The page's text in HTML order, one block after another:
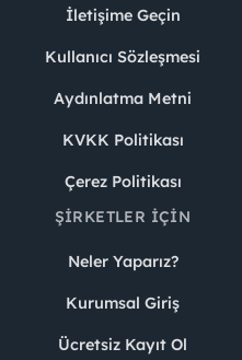
İletişime Geçin
Kullanıcı Sözleşmesi
Aydınlatma Metni
KVKK Politikası
Çerez Politikası
ŞIRKETLER İÇIN
Neler Yaparız?
Kurumsal Giriş
Ücretsiz Kayıt Ol